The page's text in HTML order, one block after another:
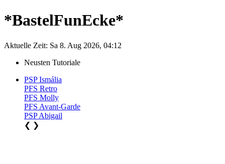
*BastelFunEcke*
Aktuelle Zeit: Sa 8. Aug 2026, 04:12
Neusten Tutoriale
PSP Ismália
PFS Retro
PFS Molly
PFS Avant-Garde
PSP Abigail
❮ ❯